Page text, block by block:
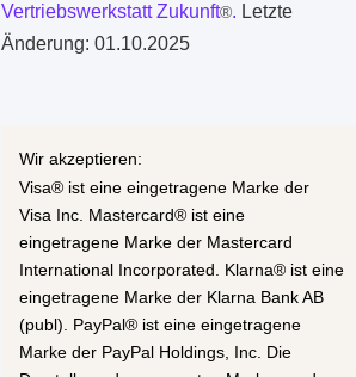
Vertriebswerkstatt Zukunft®. Letzte
Änderung: 01.10.2025
Wir akzeptieren:
Visa® ist eine eingetragene Marke der
Visa Inc. Mastercard® ist eine
eingetragene Marke der Mastercard
International Incorporated. Klarna® ist eine
eingetragene Marke der Klarna Bank AB
(publ). PayPal® ist eine eingetragene
Marke der PayPal Holdings, Inc. Die